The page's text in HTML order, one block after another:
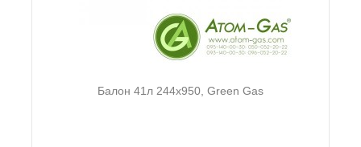
Балон 41л 244х950, Green Gas